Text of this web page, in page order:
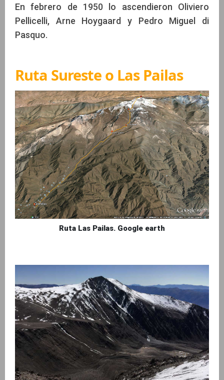
En febrero de 1950 lo ascendieron Oliviero
Pellicelli, Arne Hoygaard y Pedro Miguel di
Pasquo.
Ruta Sureste o Las Pailas
Ruta Las Pailas. Google earth